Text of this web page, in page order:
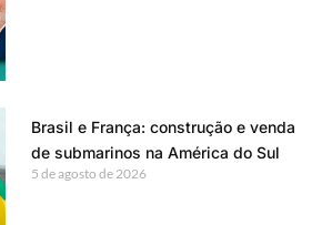
Brasil e França: construção e venda
de submarinos na América do Sul
5 de agosto de 2026